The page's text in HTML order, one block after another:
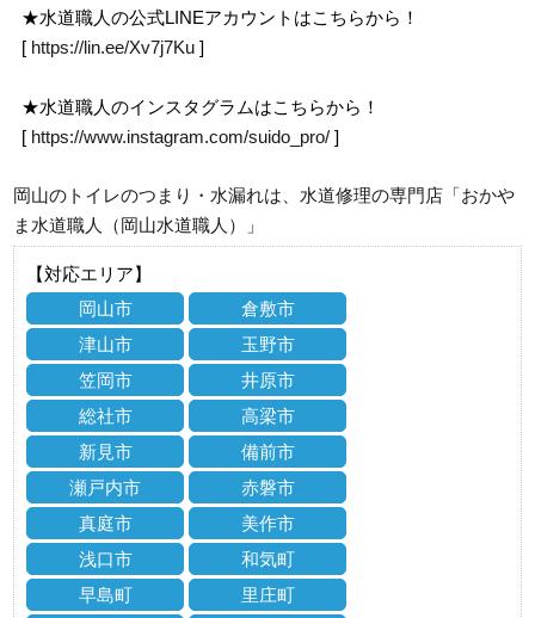
★水道職人の公式LINEアカウントはこちらから！
[ https://lin.ee/Xv7j7Ku ]
★水道職人のインスタグラムはこちらから！
[ https://www.instagram.com/suido_pro/ ]
岡山のトイレのつまり・水漏れは、水道修理の専門店「おかや
ま水道職人（岡山水道職人）」
【対応エリア】
岡山市
倉敷市
津山市
玉野市
笠岡市
井原市
総社市
高梁市
新見市
備前市
瀬戸内市
赤磐市
真庭市
美作市
浅口市
和気町
早島町
里庄町